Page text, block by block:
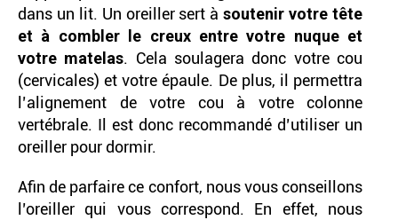
dans un lit. Un oreiller sert àsoutenir votre tête
et à combler le creux entre votre nuque et
votre matelas. Cela soulagera donc votre cou
(cervicales) et votre épaule. De plus, il permettra
l’alignement de votre cou à votre colonne
vertébrale. Il est donc recommandé d’utiliser un
oreiller pour dormir.
Afin de parfaire ce confort, nous vous conseillons
l’oreiller qui vous correspond. En effet, nous